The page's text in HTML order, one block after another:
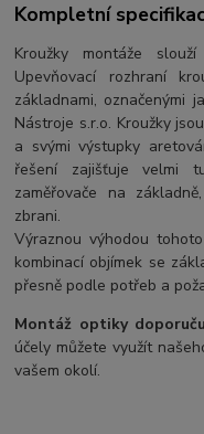
Kompletní
Kroužky montáže
Upevňovací rozhraní
základnami, označenými
Nástroje s.r.o. Kroužky
a svými výstupky
řešení zajišťuje velmi
zaměřovače na
zbrani.
Výraznou výhodou
kombinací objímek se
přesně podle potřeb a
Montáž optiky
účely můžete využít
vašem okolí.